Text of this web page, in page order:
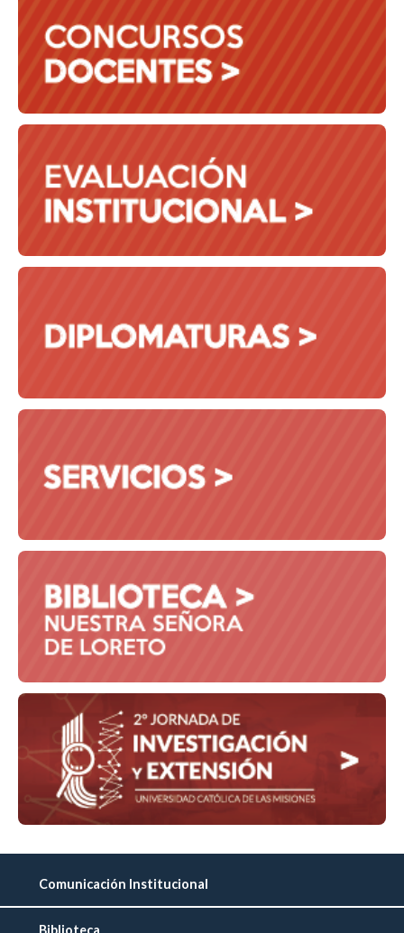
Comunicación Institucional
Biblioteca